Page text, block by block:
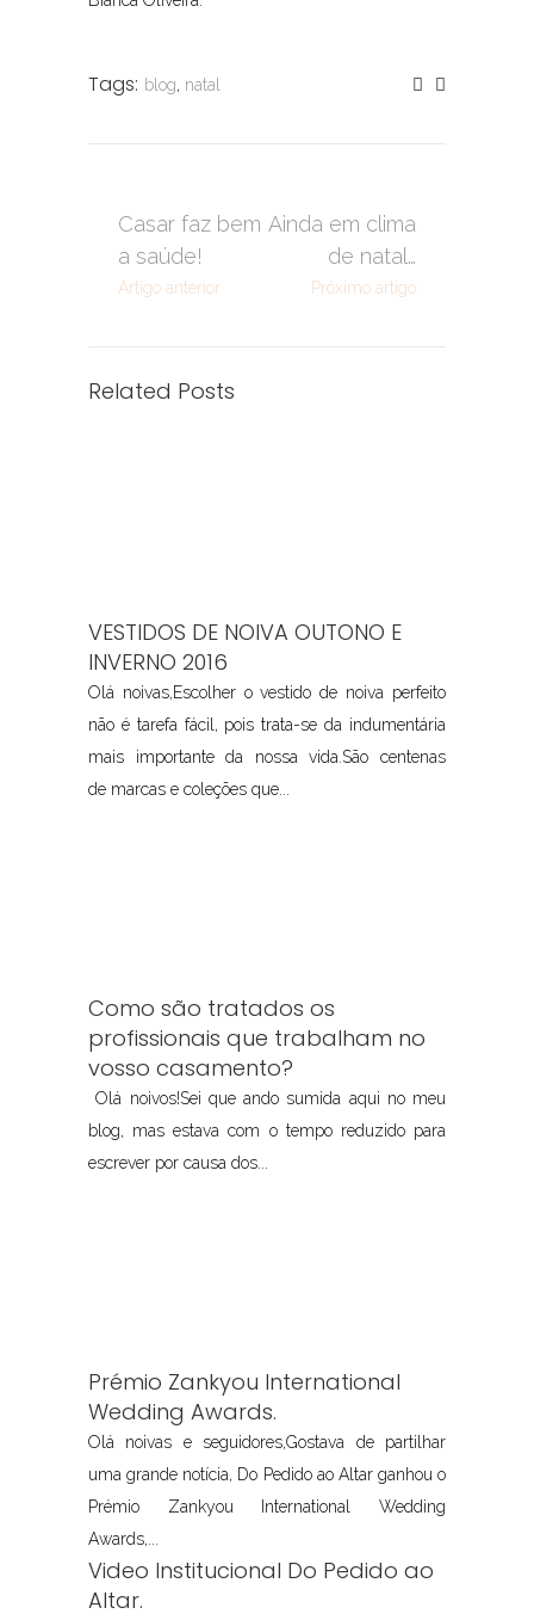
Tags: blog, natal
Casar faz bem
a saúde!
Artigo anterior
Ainda em clima
de natal…
Próximo artigo
Related Posts
VESTIDOS DE NOIVA OUTONO E
INVERNO 2016
Olá noivas,Escolher o vestido de noiva perfeito
não é tarefa fácil, pois trata-se da indumentária
mais importante da nossa vida.São centenas
de marcas e coleções que...
Como são tratados os
profissionais que trabalham no
vosso casamento?
Olá noivos!Sei que ando sumida aqui no meu
blog, mas estava com o tempo reduzido para
escrever por causa dos...
Prémio Zankyou International
Wedding Awards.
Olá noivas e seguidores,Gostava de partilhar
uma grande notícia, Do Pedido ao Altar ganhou o
Prémio Zankyou International Wedding
Awards,...
Video Institucional Do Pedido ao
Altar.